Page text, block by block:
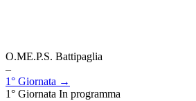
O.ME.P.S. Battipaglia
–
1° Giornata →
1° Giornata In programma